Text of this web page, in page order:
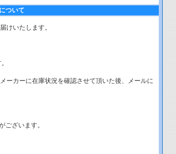
ついて
けいたします。
ーカーに在庫状況を確認させて頂いた後、メールに
ざいます。